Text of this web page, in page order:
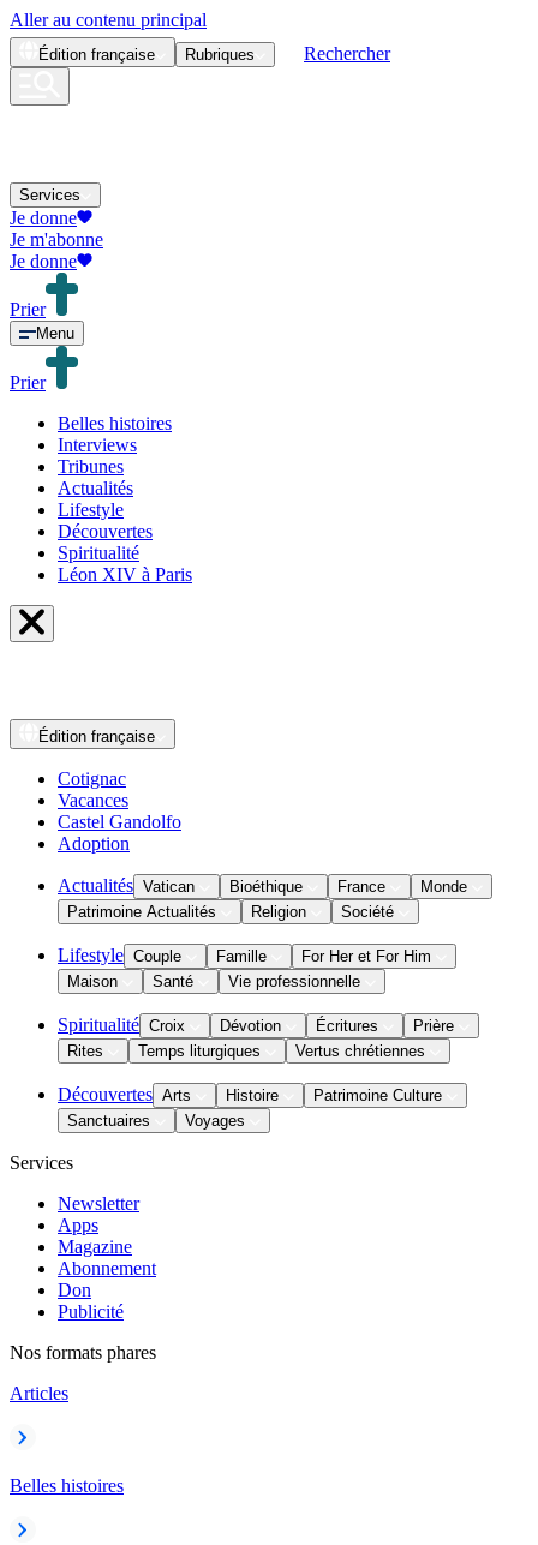
Aller au contenu principal
Édition française Rubriques Rechercher
Services
Je donne
Je m'abonne
Je donne
Prier
Menu
Prier
Belles histoires
Interviews
Tribunes
Actualités
Lifestyle
Découvertes
Spiritualité
Léon XIV à Paris
Édition française
Cotignac
Vacances
Castel Gandolfo
Adoption
Actualités Vatican Bioéthique France
Monde
Patrimoine Actualités
Religion Société
Lifestyle Couple Famille
For Her et For Him
Maison
Santé Vie professionnelle
Spiritualité Croix Dévotion Écritures
Prière
Rites
Temps liturgiques Vertus chrétiennes
Découvertes Arts Histoire
Patrimoine Culture
Sanctuaires
Voyages
Services
Newsletter
Apps
Magazine
Abonnement
Don
Publicité
Nos formats phares
Articles
Belles histoires